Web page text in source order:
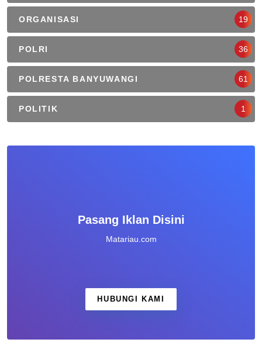
ORGANISASI 19
POLRI 36
POLRESTA BANYUWANGI 61
POLITIK 1
Pasang Iklan Disini
Matariau.com
HUBUNGI KAMI